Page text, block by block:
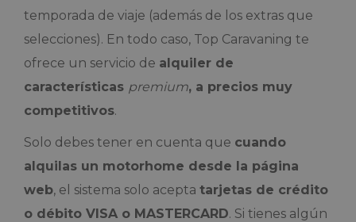
temporada de viaje (además de los extras que
selecciones). En todo caso, Top Caravaning te
ofrece un servicio de alquiler de
características premium, a precios muy
competitivos.
Solo debes tener en cuenta que cuando
alquilas un motorhome desde la página
web, el sistema solo acepta tarjetas de crédito
o débito VISA o MASTERCARD. Si tienes algún